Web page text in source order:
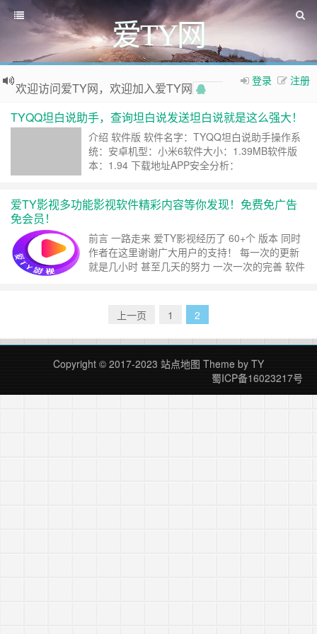
爱TY网
登录 注册
如果您觉得本站非常有看点，那么赶紧使用Ctrl+D 收藏爱TY网吧
欢迎访问爱TY网，欢迎加入爱TY网
QQ群
TYQQ坦白说助手，查询坦白说发送坦白说就是这么强大！
介绍 软件版 软件名字：TYQQ坦白说助手操作系
统：安卓机型：小米6软件大小：1.39MB软件版
本：1.94 下载地址APP安全分析：
锁机病毒软件什么的，所以楼主采用腾讯哈勃分
爱TY影视多功能影视软件精彩内容等你发现！免费免广告
免会员！
前言 一路走来 爱TY影视经历了 60+个 版本 同时
作者在这里谢谢广大用户的支持！ 每一次的更新
就是几小时 甚至几天的努力 一次一次的完善 软件
影视/ 默认下载目录 download Database.db 是存
储观看和收藏记录的数据库文件 Da……
»
上一页 1 2
Copyright © 2017-2023 站点地图 Theme by TY
蜀ICP备16023217号